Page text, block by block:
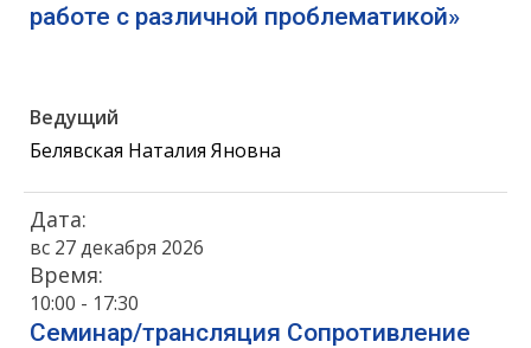
работе с различной проблематикой»
Ведущий
Белявская Наталия Яновна
Дата:
вс 27 декабря 2026
Время:
10:00 - 17:30
Семинар/трансляция Сопротивление